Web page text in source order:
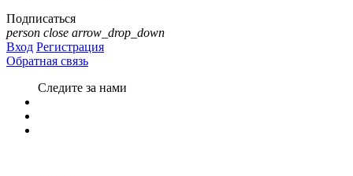
Подписаться
person close arrow_drop_down
Вход Регистрация
Обратная связь
Следите за нами